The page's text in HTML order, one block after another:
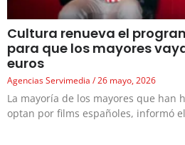
Cultura renueva el
para que los mayores
euros
Agencias Servimedia 26 mayo, 2026
La mayoría de los mayores que han
optan por films españoles, informó